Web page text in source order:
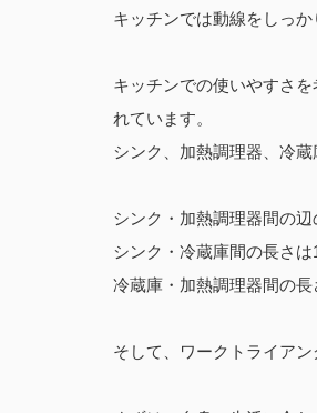
キッチンでは動線をしっ
キッチンでの使いやすさ
れています。
シンク、加熱調理器、冷
シンク・加熱調理器間の辺
シンク・冷蔵庫間の長さは
冷蔵庫・加熱調理器間の
そして、ワークトライア